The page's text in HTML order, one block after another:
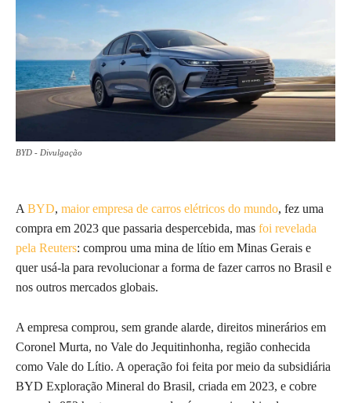
BYD - Divulgação
A BYD, maior empresa de carros elétricos do mundo, fez uma
compra em 2023 que passaria despercebida, mas foi revelada
pela Reuters: comprou uma mina de lítio em Minas Gerais e
quer usá-la para revolucionar a forma de fazer carros no Brasil e
nos outros mercados globais.
A empresa comprou, sem grande alarde, direitos minerários em
Coronel Murta, no Vale do Jequitinhonha, região conhecida
como Vale do Lítio. A operação foi feita por meio da subsidiária
BYD Exploração Mineral do Brasil, criada em 2023, e cobre